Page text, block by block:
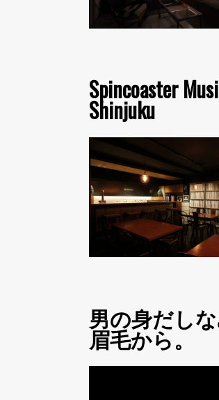
Spincoaster
Shinjuku
男の身だし
眉毛から。